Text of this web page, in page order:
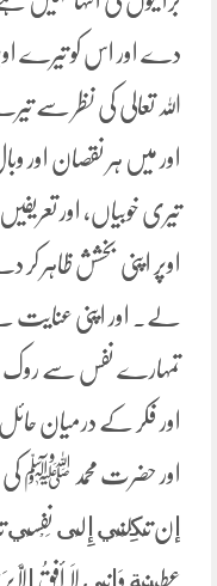
دے اور اس کو تیرے اوپر
اللہ تعالی کی نظر سے
اور میں ہر نقصان اور
تیری خوبیاں، اور
اوپر اپنی بخشش ظاہر
لے۔ اور اپنی عنایت
تمہارے نفس سے روک
اور فکر کے درمیان
اور حضرت محمد ﷺ کی
إن تَكِلْنِي إِلَى
عَطِينَةٍ وَإِنِّي لَا أَفِقُ